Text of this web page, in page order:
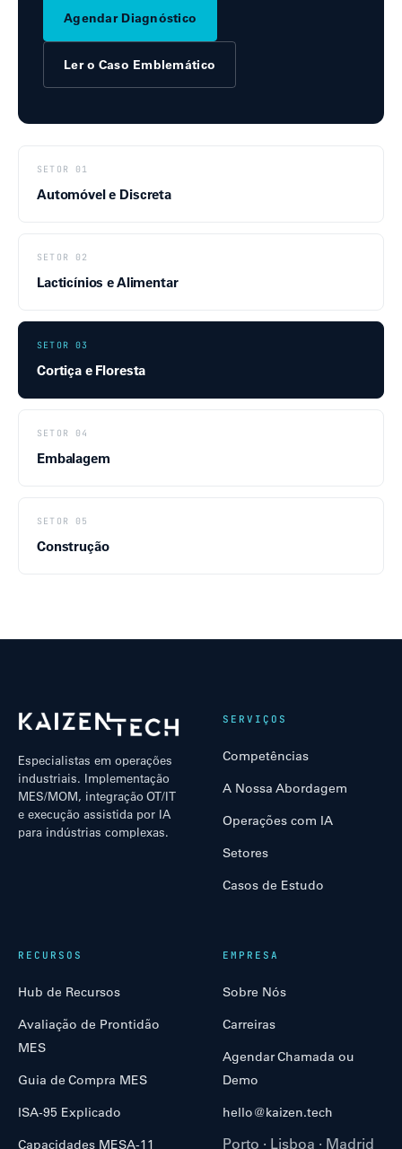
Agendar Diagnóstico
Ler o Caso Emblemático
SETOR 01
Automóvel e Discreta
SETOR 02
Lacticínios e Alimentar
SETOR 03
Cortiça e Floresta
SETOR 04
Embalagem
SETOR 05
Construção
Especialistas em operações
industriais. Implementação
MES/MOM, integração OT/IT
e execução assistida por IA
para indústrias complexas.
SERVIÇOS
Competências
A Nossa Abordagem
Operações com IA
Setores
Casos de Estudo
RECURSOS
Hub de Recursos
Avaliação de Prontidão
MES
Guia de Compra MES
ISA-95 Explicado
Capacidades MESA-11
EMPRESA
Sobre Nós
Carreiras
Agendar Chamada ou
Demo
hello@kaizen.tech
Porto · Lisboa · Madrid